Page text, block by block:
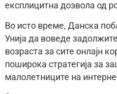
експлицитна дозвола од
Во исто време, Данска
Унија да воведе
возраста за сите онлајн
поширока стратегија за
малолетниците на